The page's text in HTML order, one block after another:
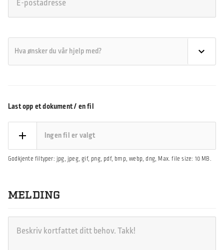
Last opp et dokument / en fil
Ingen fil er valgt
Godkjente filtyper: jpg, jpeg, gif, png, pdf, bmp, webp, dng, Max. file size: 10 MB.
MELDING